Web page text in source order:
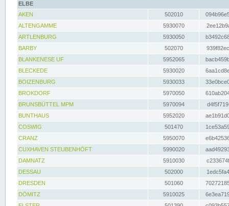
ELBE
AKEN
502010
ALTENGAMME
5930070
ARTLENBURG
5930050
BARBY
502070
BLANKENESE UF
5952065
BLECKEDE
5930020
BOIZENBURG
5930033
BROKDORF
5970050
BRUNSBÜTTEL MPM
5970094
BUNTHAUS
5952020
COSWIG
501470
CRANZ
5950070
CUXHAVEN STEUBENHÖFT
5990020
DAMNATZ
5910030
DESSAU
502000
DRESDEN
501060
DÖMITZ
5910025